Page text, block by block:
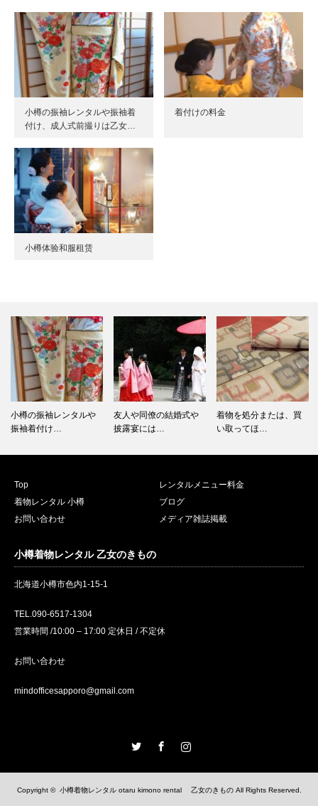
小樽の振袖レンタルや振袖着
付け、成人式前撮りは乙女…
着付けの料金
小樽体验和服租赁
小樽の振袖レンタルや
振袖着付け…
友人や同僚の結婚式や
披露宴には…
着物を処分または、買
い取ってほ…
Top
レンタルメニュー料金
着物レンタル 小樽
ブログ
お問い合わせ
メディア雑誌掲載
小樽着物レンタル 乙女のきもの
北海道小樽市色内1-15-1
TEL.090-6517-1304
営業時間 /10:00 – 17:00 定休日 / 不定休
お問い合わせ
mindofficesapporo@gmail.com
Instagram
Copyright © 小樽着物レンタル otaru kimono rental 乙女のきものAll Rights Reserved.